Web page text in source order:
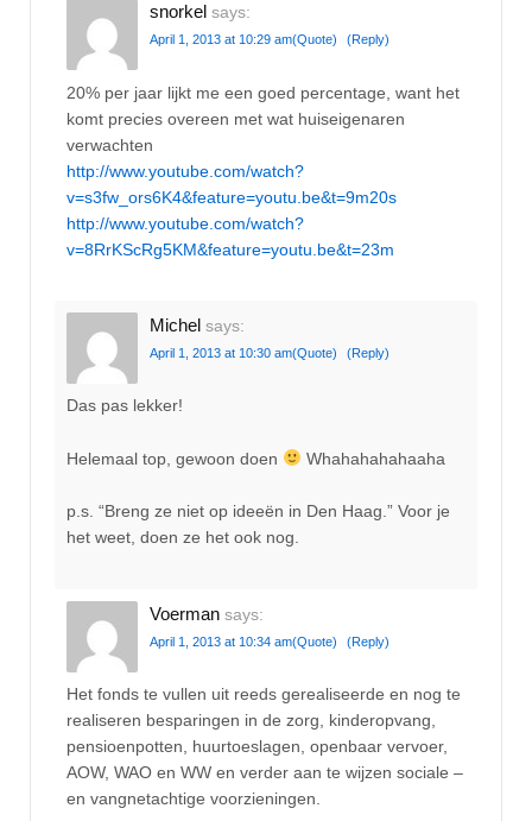
snorkel says:
April 1, 2013 at 10:29 am(Quote) (Reply)
20% per jaar lijkt me een goed percentage, want het
komt precies overeen met wat huiseigenaren
verwachten
http://www.youtube.com/watch?
v=s3fw_ors6K4&feature=youtu.be&t=9m20s
http://www.youtube.com/watch?
v=8RrKScRg5KM&feature=youtu.be&t=23m
Michel says:
April 1, 2013 at 10:30 am(Quote) (Reply)
Das pas lekker!
Helemaal top, gewoon doen Whahahahahaaha
p.s. “Breng ze niet op ideeën in Den Haag.” Voor je
het weet, doen ze het ook nog.
Voerman says:
April 1, 2013 at 10:34 am(Quote) (Reply)
Het fonds te vullen uit reeds gerealiseerde en nog te
realiseren besparingen in de zorg, kinderopvang,
pensioenpotten, huurtoeslagen, openbaar vervoer,
AOW, WAO en WW en verder aan te wijzen sociale –
en vangnetachtige voorzieningen.